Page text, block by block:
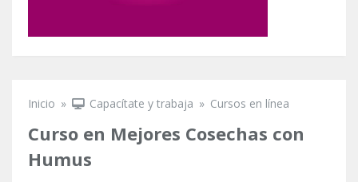
Inicio » Capacítate y trabaja » Cursos en línea
Curso en Mejores Cosechas con
Humus